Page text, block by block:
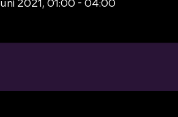
2021
01:00 - 04:00